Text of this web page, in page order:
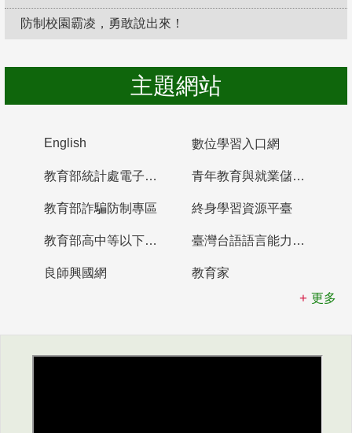
防制校園霸凌，勇敢說出來！
主題網站
English 數位學習入口網
教育部統計處電子書櫃 青年教育與就業儲蓄帳戶
教育部詐騙防制專區 終身學習資源平臺
教育部高中等以下學校及幼兒園教師資格檢定考試 臺灣台語語言能力認證網站
良師興國網
教育家
更多